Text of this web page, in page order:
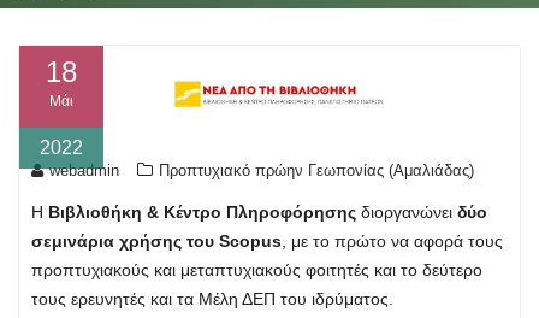
18
Μάι
2022
webadmin Προπτυχιακό πρώην Γεωπονίας (Αμαλιάδας)
Η Βιβλιοθήκη & Κέντρο Πληροφόρησης διοργανώνει δύο
σεμινάρια χρήσης του Scopus , με το πρώτο να αφορά τους
προπτυχιακούς και μεταπτυχιακούς φοιτητές και το δεύτερο
τους ερευνητές και τα Μέλη ΔΕΠ του ιδρύματος.